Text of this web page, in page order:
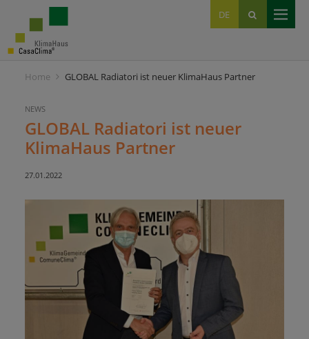
DE
IT
EN
Home GLOBAL Radiatori ist neuer KlimaHaus Partner
NEWS
GLOBAL Radiatori ist neuer
KlimaHaus Partner
27.01.2022